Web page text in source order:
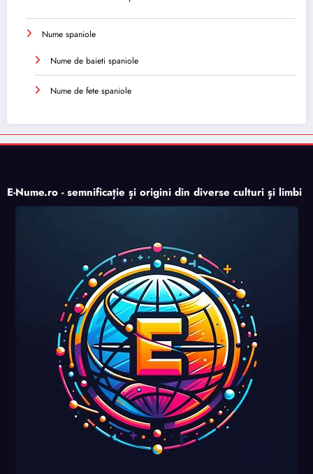
Nume spaniole
Nume de baieti spaniole
Nume de fete spaniole
E-Nume.ro - semnificație și origini din diverse culturi și limbi